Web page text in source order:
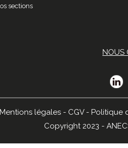
sections
NOUS
Mentions légales - CGV- Politique
Copyright 2023 -